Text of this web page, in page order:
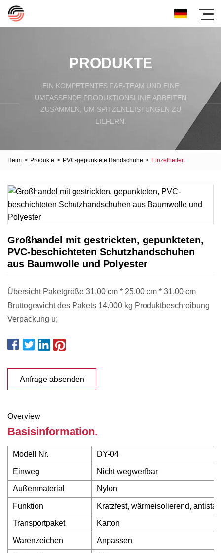
PRODUKTE
EIN KOMPETENTES F&E-TEAM UND EINE
UMFASSENDE PRODUKTIONSLINIE ARBEITEN
ZUSAMMEN, UM SPITZENLEISTUNGEN ZU
LIEFERN.
Heim > Produkte > PVC-gepunktete Handschuhe > Einzelheiten
Großhandel mit gestrickten, gepunkteten,
PVC-beschichteten Schutzhandschuhen
aus Baumwolle und Polyester
Übersicht Paketgröße 31,00 cm * 25,00 cm * 31,00 cm
Bruttogewicht des Pakets 14.000 kg Produktbeschreibung
Verpackung u;
Anfrage absenden
Overview
Basisinformation.
Modell Nr. DY-04
Einweg Nicht wegwerfbar
Außenmaterial Nylon
Funktion Kratzfest, wärmeisolierend,
Transportpaket Karton
Warenzeichen Anpassen